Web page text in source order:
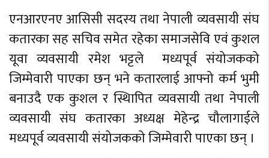
एनआरएनए आसिसी सदस्य तथा नेपाली व्यवसायी संघ
कतारका सह सचिव समेत रहेका समाजसेवि एवं कुशल
यूवा व्यवसायी रमेश भट्टले मध्यपूर्व संयोजकको
जिम्मेवारी पाएका छन् भने कतारलाई आफ्नो कर्म भुमी
बनाउदै एक कुशल र स्थिापित व्यवसायी तथा नेपाली
व्यवसायी संघ कतारका अध्यक्ष मेहेन्द्र चौलागाईले
मध्यपूर्व व्यवसायी संयोजकको जिम्मेवारी पाएका छन् ।